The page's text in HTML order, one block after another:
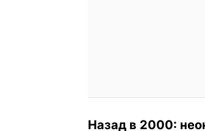
Назад в 2000: